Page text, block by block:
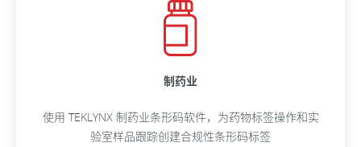
制药业
使用 TEKLYNX 制药业条形码软件，为药物标签操作和实
验室样品跟踪创建合规性条形码标签